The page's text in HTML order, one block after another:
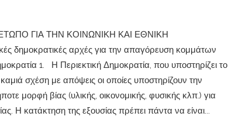
ΓΙΑ ΤΗΝ ΚΟΙΝΩΝΙΚΗ ΚΑΙ ΕΘΝΙΚΗ
αρχές για την απαγόρευση κομμάτων
1. Η Περιεκτική Δημοκρατία, που υποστηρίζει το
σχέση με απόψεις οι οποίες υποστηρίζουν την
μορφή βίας (υλικής, οικονομικής, φυσικής κλπ.) για
Η κατάκτηση της εξουσίας πρέπει πάντα να είναι...